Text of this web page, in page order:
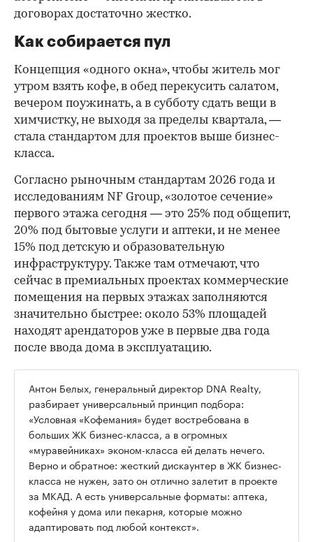
договорах достаточно жестко.
Как собирается пул
Концепция «одного окна», чтобы житель мог
утром взять кофе, в обед перекусить салатом,
вечером поужинать, а в субботу сдать вещи в
химчистку, не выходя за пределы квартала, —
стала стандартом для проектов выше бизнес-
класса.
Согласно рыночным стандартам 2026 года и
исследованиям NF Group, «золотое сечение»
первого этажа сегодня — это 25% под общепит,
20% под бытовые услуги и аптеки, и не менее
15% под детскую и образовательную
инфраструктуру. Также там отмечают, что
сейчас в премиальных проектах коммерческие
помещения на первых этажах заполняются
значительно быстрее: около 53% площадей
находят арендаторов уже в первые два года
после ввода дома в эксплуатацию.
Антон Белых, генеральный директор DNA Realty,
разбирает универсальный принцип подбора:
«Условная «Кофемания» будет востребована в
больших ЖК бизнес-класса, а в огромных
«муравейниках» эконом-класса ей делать нечего.
Верно и обратное: жесткий дискаунтер в ЖК бизнес-
класса не нужен, зато он отлично залетит в проекте
за МКАД. А есть универсальные форматы: аптека,
кофейня у дома или пекарня, которые можно
адаптировать под любой контекст».